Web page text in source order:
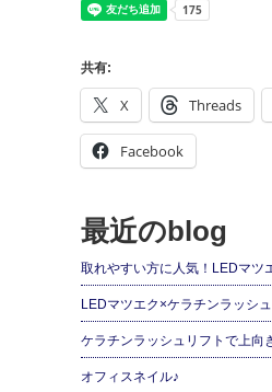
共有:
X Threads
Facebook
最近のblog
取れやすい方に人気！LEDマツ
LEDマツエク×ケラチンラッシ
ケラチンラッシュリフトで上向
オフィスネイル♪